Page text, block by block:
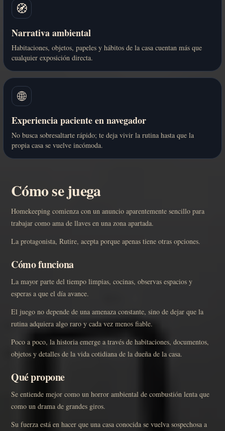
🧭
Narrativa ambiental
Habitaciones, objetos, papeles y hábitos de la casa cuentan más que
cualquier exposición directa.
🌐
Experiencia paciente en navegador
No busca sobresaltarte rápido; te deja vivir la rutina hasta que la
propia casa se vuelve incómoda.
Cómo se juega
Homekeeping comienza con un anuncio aparentemente sencillo para
trabajar como ama de llaves en una zona apartada.
La protagonista, Rutire, acepta porque apenas tiene otras opciones.
Cómo funciona
La mayor parte del tiempo limpias, cocinas, observas espacios y
esperas a que el día avance.
El juego no depende de una amenaza constante, sino de dejar que la
rutina adquiera algo raro y cada vez menos fiable.
Poco a poco, la historia emerge a través de habitaciones, documentos,
objetos y detalles de la vida cotidiana de la dueña de la casa.
Qué propone
Se entiende mejor como un horror ambiental de combustión lenta que
como un drama de grandes giros.
Su fuerza está en hacer que una casa conocida se vuelva sospechosa a